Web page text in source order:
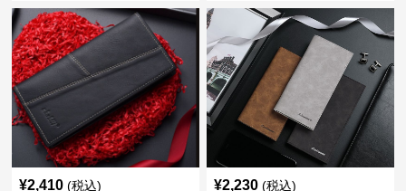
¥2,410 (税込) ¥2,230 (税込)